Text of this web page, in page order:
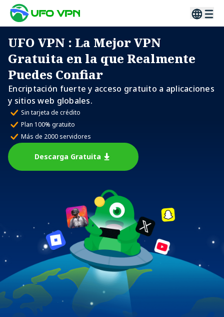
UFO VPN : La Mejor VPN
Gratuita en la que Realmente
Puedes Confiar
Encriptación fuerte y acceso gratuito a aplicaciones
y sitios web globales.
Sin tarjeta de crédito
Plan 100% gratuito
Más de 2000 servidores
Descarga Gratuita